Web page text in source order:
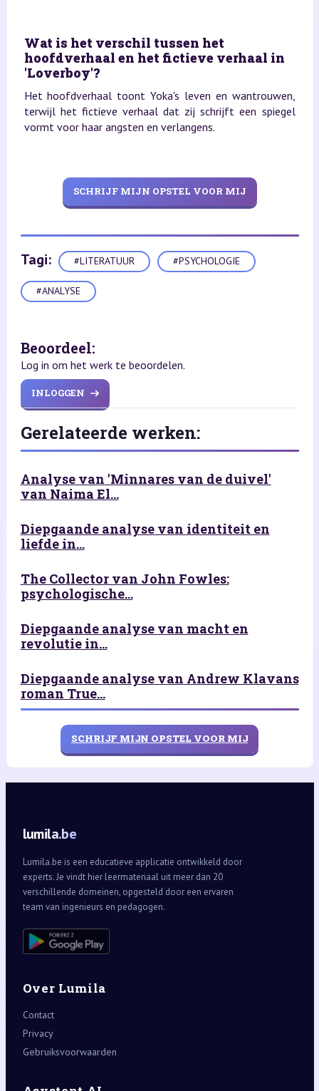
Wat is het verschil tussen het
hoofdverhaal en het fictieve verhaal in
'Loverboy'?
Het hoofdverhaal toont Yoka's leven en wantrouwen,
terwijl het fictieve verhaal dat zij schrijft een spiegel
vormt voor haar angsten en verlangens.
SCHRIJF MIJN OPSTEL VOOR MIJ
Tagi: #LITERATUUR #PSYCHOLOGIE
#ANALYSE
Beoordeel:
Log in om het werk te beoordelen.
INLOGGEN
Gerelateerde werken:
Analyse van 'Minnares van de duivel'
van Naima El...
Diepgaande analyse van identiteit en
liefde in...
The Collector van John Fowles:
psychologische...
Diepgaande analyse van macht en
revolutie in...
Diepgaande analyse van Andrew Klavans
roman True...
SCHRIJF MIJN OPSTEL VOOR MIJ
lumila.be
Lumila.be is een educatieve applicatie ontwikkeld door
experts. Je vindt hier leermateriaal uit meer dan 20
verschillende domeinen, opgesteld door een ervaren
team van ingenieurs en pedagogen.
Over Lumila
Contact
Privacy
Gebruiksvoorwaarden